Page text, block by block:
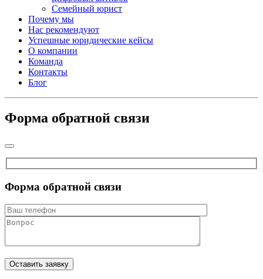
Семейный юрист
Почему мы
Нас рекомендуют
Успешные юридические кейсы
О компании
Команда
Контакты
Блог
Форма обратной связи
Форма обратной связи